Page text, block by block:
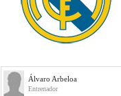
Álvaro Arbeloa
Entrenador